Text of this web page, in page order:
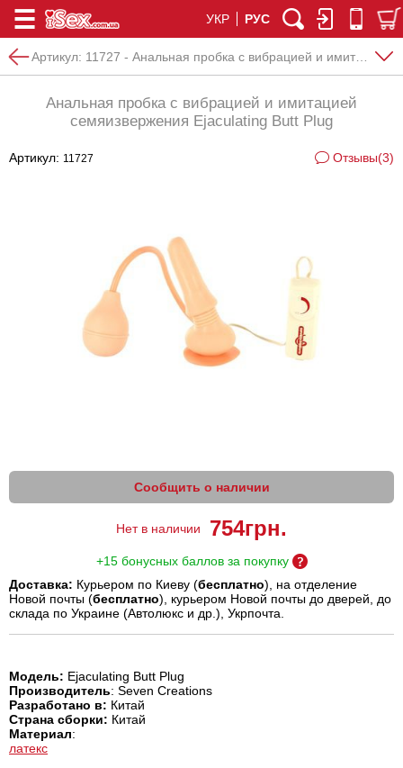
УКР РУС
Артикул: 11727 - Анальная пробка с вибрацией и имитацией семяизвержения Ejaculating Butt Plug
Анальная пробка с вибрацией и имитацией
семяизвержения Ejaculating Butt Plug
Артикул: 11727 Отзывы(3)
Сообщить о наличии
Нет в наличии 754грн.
+15 бонусных баллов за покупку
Доставка: Курьером по Киеву (бесплатно), на отделение
Новой почты (бесплатно), курьером Новой почты до дверей, до
склада по Украине (Автолюкс и др.), Укрпочта.
Модель: Ejaculating Butt Plug
Производитель: Seven Creations
Разработано в: Китай
Страна сборки: Китай
Материал:
латекс